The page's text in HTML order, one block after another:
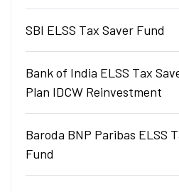
SBI ELSS Tax Saver Fund
Bank of India ELSS Tax
Plan IDCW Reinvestment
Baroda BNP Paribas ELSS
Fund